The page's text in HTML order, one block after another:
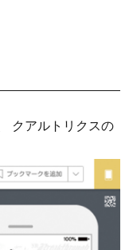
クアルトリクスの